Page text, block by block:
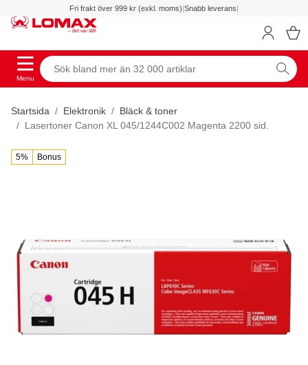
Fri frakt över 999 kr (exkl. moms)|Snabb leverans|
Menu
Startsida Elektronik
Bläck & toner
Lasertoner Canon XL 045/1244C002 Magenta 2200 sid.
5% Bonus